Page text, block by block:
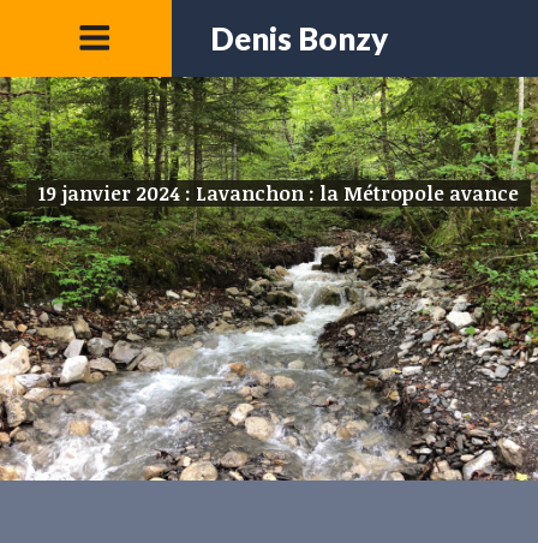
Denis Bonzy
19 janvier 2024 : Lavanchon : la Métropole avance